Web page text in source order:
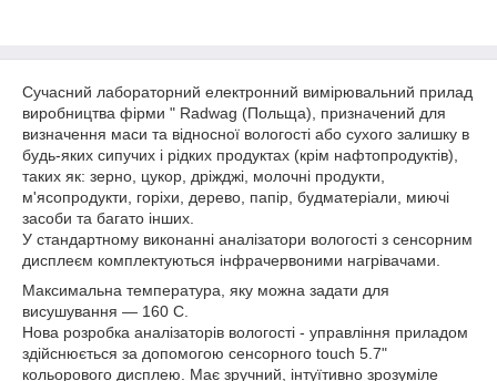
Сучасний лабораторний електронний вимірювальний прилад
виробництва фірми " Radwag (Польща), призначений для
визначення маси та відносної вологості або сухого залишку в
будь-яких сипучих і рідких продуктах (крім нафтопродуктів),
таких як: зерно, цукор, дріжджі, молочні продукти,
м'ясопродукти, горіхи, дерево, папір, будматеріали, миючі
засоби та багато інших.
У стандартному виконанні аналізатори вологості з сенсорним
дисплеєм комплектуються інфрачервоними нагрівачами.
Максимальна температура, яку можна задати для
висушування — 160 С.
Нова розробка аналізаторів вологості - управління приладом
здійснюється за допомогою сенсорного touch 5.7"
кольорового дисплею. Має зручний, інтуїтивно зрозуміле